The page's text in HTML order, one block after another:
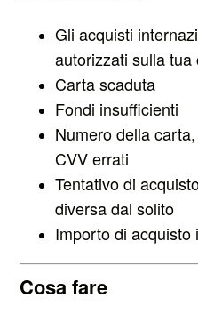
Gli acquisti
autorizzati sulla tua
Carta scaduta
Fondi insufficienti
Numero della
CVV errati
Tentativo di
diversa dal solito
Importo di acquisto
Cosa fare